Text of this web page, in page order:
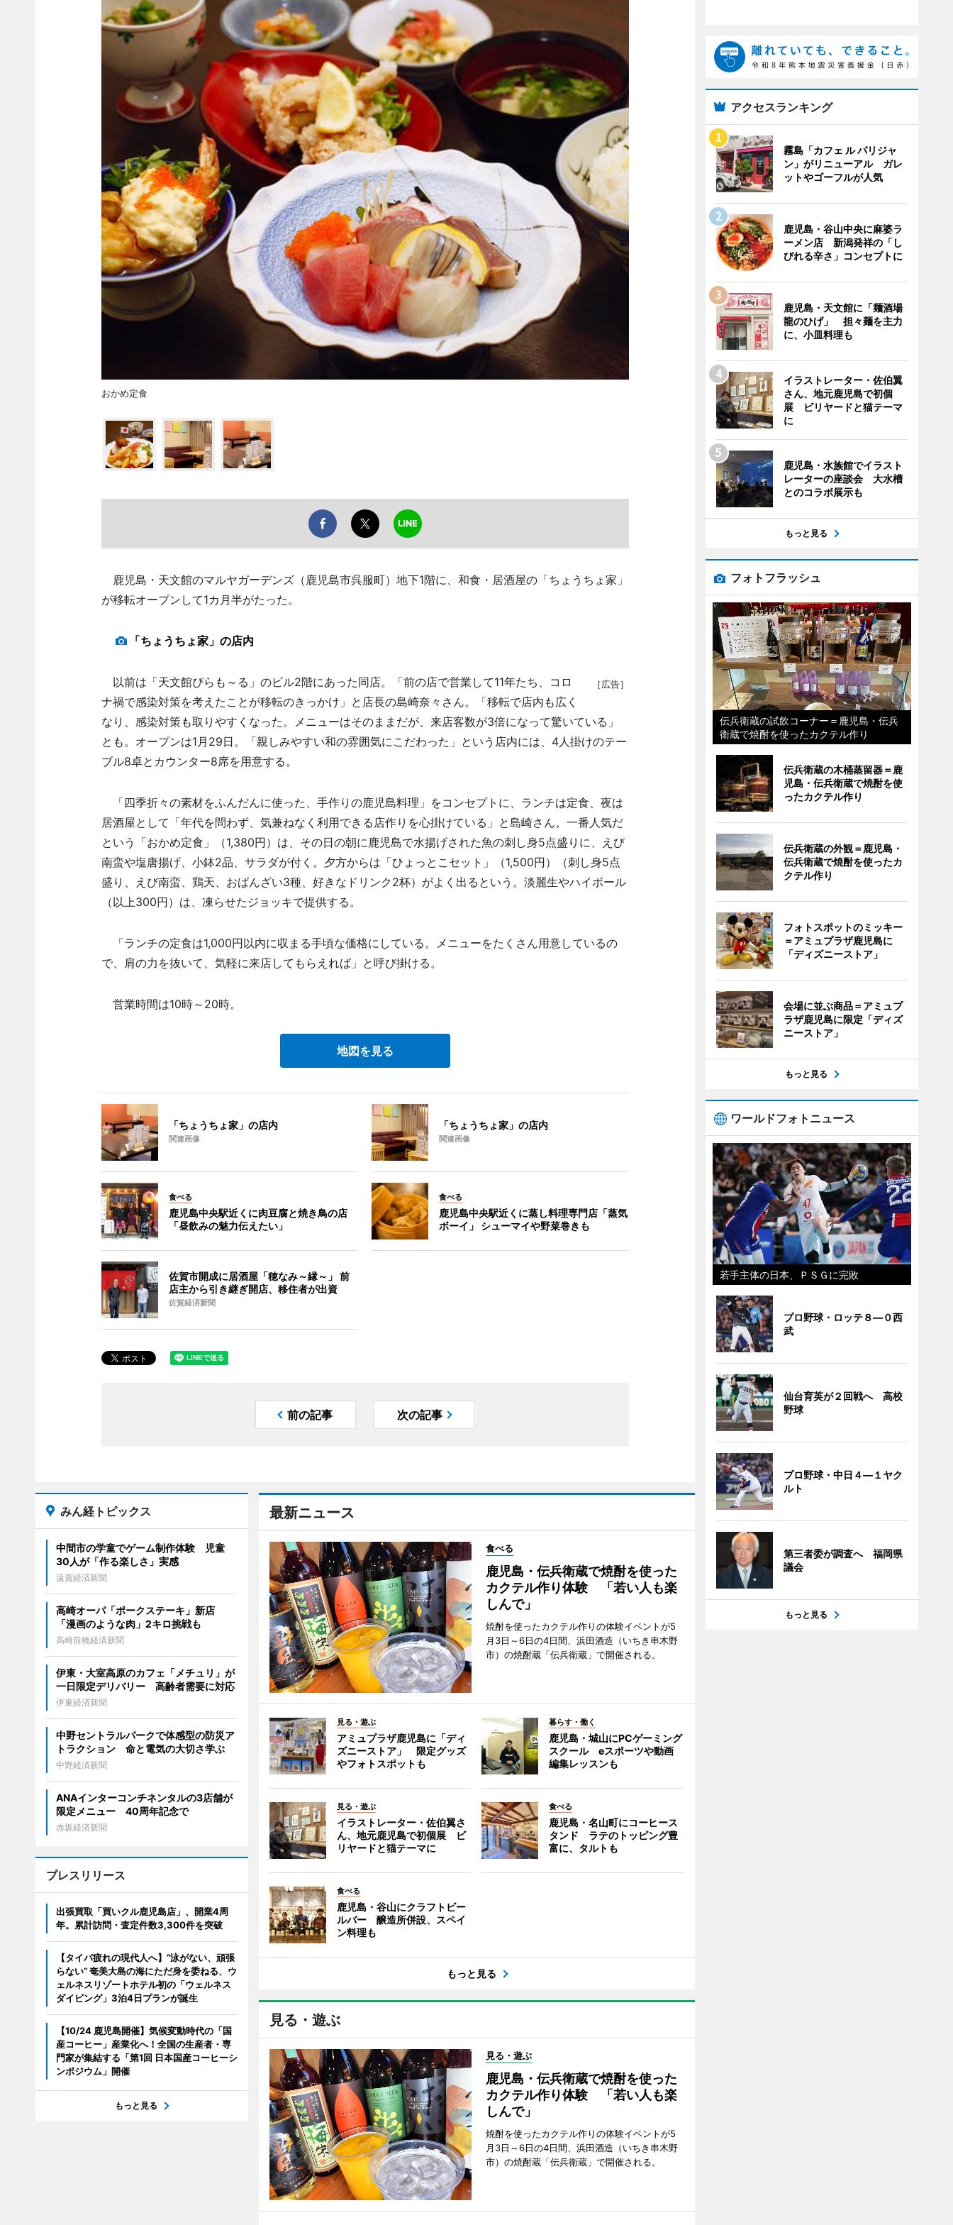
おかめ定食
鹿児島・天文館のマルヤガーデンズ（鹿児島市呉服町）地下1階に、和食・居酒屋の「ちょうちょ家」
が移転オープンして1カ月半がたった。
「ちょうちょ家」の店内
［広告］
以前は「天文館ぴらも～る」のビル2階にあった同店。「前の店で営業して11年たち、コロ
ナ禍で感染対策を考えたことが移転のきっかけ」と店長の島崎奈々さん。「移転で店内も広く
なり、感染対策も取りやすくなった。メニューはそのままだが、来店客数が3倍になって驚いている」
とも。オープンは1月29日。「親しみやすい和の雰囲気にこだわった」という店内には、4人掛けのテー
ブル8卓とカウンター8席を用意する。
「四季折々の素材をふんだんに使った、手作りの鹿児島料理」をコンセプトに、ランチは定食、夜は
居酒屋として「年代を問わず、気兼ねなく利用できる店作りを心掛けている」と島崎さん。一番人気だ
という「おかめ定食」（1,380円）は、その日の朝に鹿児島で水揚げされた魚の刺し身5点盛りに、えび
南蛮や塩唐揚げ、小鉢2品、サラダが付く。夕方からは「ひょっとこセット」（1,500円）（刺し身5点
盛り、えび南蛮、鶏天、おばんざい3種、好きなドリンク2杯）がよく出るという。淡麗生やハイボール
（以上300円）は、凍らせたジョッキで提供する。
「ランチの定食は1,000円以内に収まる手頃な価格にしている。メニューをたくさん用意しているの
で、肩の力を抜いて、気軽に来店してもらえれば」と呼び掛ける。
営業時間は10時～20時。
地図を見る
「ちょうちょ家」の店内
関連画像
「ちょうちょ家」の店内
関連画像
食べる
鹿児島中央駅近くに肉豆腐と焼き鳥の店
「昼飲みの魅力伝えたい」
食べる
鹿児島中央駅近くに蒸し料理専門店「蒸気
ボーイ」 シューマイや野菜巻きも
佐賀市開成に居酒屋「穂なみ～縁～」 前
店主から引き継ぎ開店、移住者が出資
佐賀経済新聞
前の記事 次の記事
最新ニュース
食べる
鹿児島・伝兵衛蔵で焼酎を使った
カクテル作り体験 「若い人も楽
しんで」
焼酎を使ったカクテル作りの体験イベントが5
月3日～6日の4日間、浜田酒造（いちき串木野
市）の焼酎蔵「伝兵衛蔵」で開催される。
見る・遊ぶ
アミュプラザ鹿児島に「ディ
ズニーストア」 限定グッズ
やフォトスポットも
暮らす・働く
鹿児島・城山にPCゲーミング
スクール eスポーツや動画
編集レッスンも
見る・遊ぶ
イラストレーター・佐伯翼さ
ん、地元鹿児島で初個展 ビ
リヤードと猫テーマに
食べる
鹿児島・名山町にコーヒース
タンド ラテのトッピング豊
富に、タルトも
食べる
鹿児島・谷山にクラフトビー
ルバー 醸造所併設、スペイ
ン料理も
もっと見る
見る・遊ぶ
見る・遊ぶ
鹿児島・伝兵衛蔵で焼酎を使った
カクテル作り体験 「若い人も楽
しんで」
焼酎を使ったカクテル作りの体験イベントが5
月3日～6日の4日間、浜田酒造（いちき串木野
市）の焼酎蔵「伝兵衛蔵」で開催される。
みん経トピックス
中間市の学童でゲーム制作体験 児童
30人が「作る楽しさ」実感
遠賀経済新聞
高崎オーパ「ポークステーキ」新店
「漫画のような肉」2キロ挑戦も
高崎前橋経済新聞
伊東・大室高原のカフェ「メチュリ」が
一日限定デリバリー 高齢者需要に対応
伊東経済新聞
中野セントラルパークで体感型の防災ア
トラクション 命と電気の大切さ学ぶ
中野経済新聞
ANAインターコンチネンタルの3店舗が
限定メニュー 40周年記念で
赤坂経済新聞
プレスリリース
出張買取「買いクル鹿児島店」、開業4周
年。累計訪問・査定件数3,300件を突破
【タイパ疲れの現代人へ】“泳がない、頑張
らない” 奄美大島の海にただ身を委ねる、ウ
ェルネスリゾートホテル初の「ウェルネス
ダイビング」3泊4日プランが誕生
【10/24 鹿児島開催】気候変動時代の「国
産コーヒー」産業化へ！全国の生産者・専
門家が集結する「第1回 日本国産コーヒーシ
ンポジウム」開催
もっと見る
アクセスランキング
霧島「カフェ ル パリジャ
ン」がリニューアル ガレ
ットやゴーフルが人気
鹿児島・谷山中央に麻婆ラ
ーメン店 新潟発祥の「し
びれる辛さ」コンセプトに
鹿児島・天文館に「麺酒場
龍のひげ」 担々麺を主力
に、小皿料理も
イラストレーター・佐伯翼
さん、地元鹿児島で初個
展 ビリヤードと猫テーマ
に
鹿児島・水族館でイラスト
レーターの座談会 大水槽
とのコラボ展示も
もっと見る
フォトフラッシュ
伝兵衛蔵の試飲コーナー＝鹿児島・伝兵
衛蔵で焼酎を使ったカクテル作り
伝兵衛蔵の木桶蒸留器＝鹿
児島・伝兵衛蔵で焼酎を使
ったカクテル作り
伝兵衛蔵の外観＝鹿児島・
伝兵衛蔵で焼酎を使ったカ
クテル作り
フォトスポットのミッキー
＝アミュプラザ鹿児島に
「ディズニーストア」
会場に並ぶ商品＝アミュプ
ラザ鹿児島に限定「ディズ
ニーストア」
もっと見る
ワールドフォトニュース
若手主体の日本、ＰＳＧに完敗
プロ野球・ロッテ８―０西
武
仙台育英が２回戦へ 高校
野球
プロ野球・中日４―１ヤク
ルト
第三者委が調査へ 福岡県
議会
もっと見る